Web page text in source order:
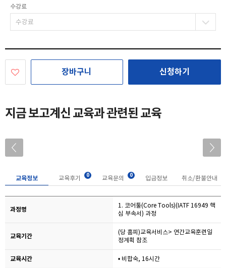
수강료
장바구니 신청하기
지금 보고계신 교육과 관련된 교육
교육정보 교육후기 0 교육문의 0 입금정보 취소/환불안내
과정명
1. 코어툴(Core Tools)(IATF 16949 핵
심 부속서) 과정
교육기간
(당 홈피)교육서비스> 연간교육훈련일
정계획 참조
교육시간 • 비합숙, 16시간